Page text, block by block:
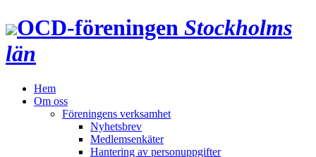
OCD‑föreningen Stockholms
län
Hem
Om oss
Föreningens verksamhet
Nyhetsbrev
Medlemsenkäter
Hantering av personuppgifter